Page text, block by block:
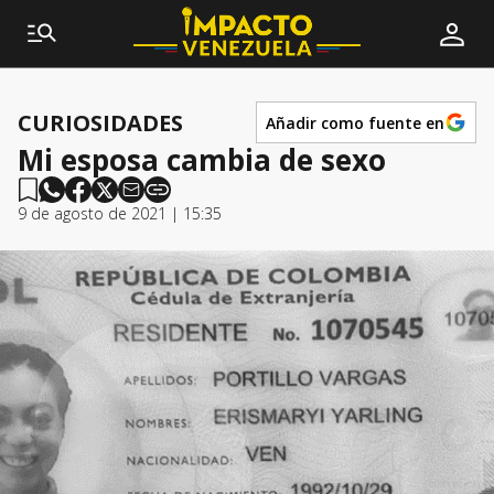
CURIOSIDADES Añadir como fuente en
Mi esposa cambia de sexo
9 de agosto de 2021 | 15:35